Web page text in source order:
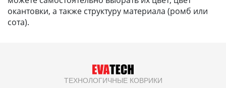
окантовки, а также структуру материала (ромб или
сота).
ТЕХНОЛОГИЧНЫЕ КОВРИКИ